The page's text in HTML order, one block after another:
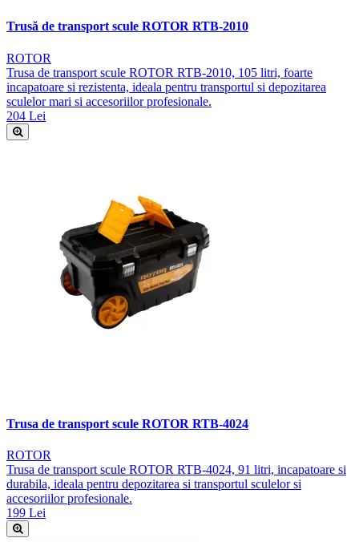
Trusă de transport scule ROTOR RTB-2010
ROTOR
Trusa de transport scule ROTOR RTB-2010, 105 litri, foarte
incapatoare si rezistenta, ideala pentru transportul si depozitarea
sculelor mari si accesoriilor profesionale.
204 Lei
Trusa de transport scule ROTOR RTB-4024
ROTOR
Trusa de transport scule ROTOR RTB-4024, 91 litri, incapatoare si
durabila, ideala pentru depozitarea si transportul sculelor si
accesoriilor profesionale.
199 Lei